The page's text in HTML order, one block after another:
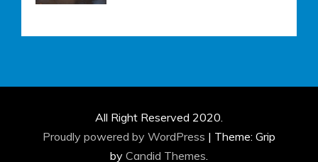
All Right Reserved 2020.
Proudly powered by WordPress | Theme: Grip
by Candid Themes